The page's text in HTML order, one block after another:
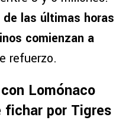
de ellos esTigres
momento habría
5 y 6 millones.
comienzan a
refuerzo.